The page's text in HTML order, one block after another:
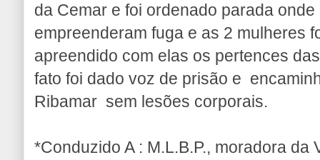
da Cemar e foi ordenado parada
empreenderam fuga e as 2 mulheres
apreendido com elas os pertences
fato foi dado voz de prisão e
Ribamar sem lesões corporais.
*Conduzido A : M.L.B.P., moradora da